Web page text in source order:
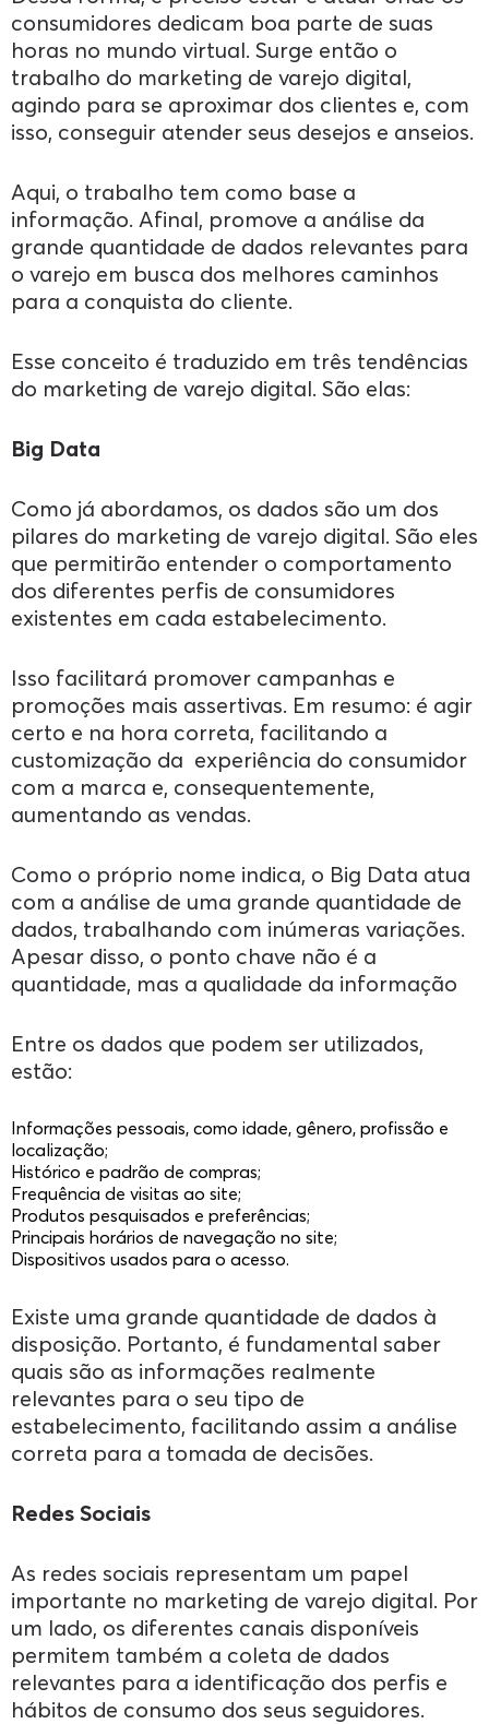
consumidores dedicam boa parte de suas
horas no mundo virtual. Surge então o
trabalho do marketing de varejo digital,
agindo para se aproximar dos clientes e, com
isso, conseguir atender seus desejos e anseios.
Aqui, o trabalho tem como base a
informação. Afinal, promove a análise da
grande quantidade de dados relevantes para
o varejo em busca dos melhores caminhos
para a conquista do cliente.
Esse conceito é traduzido em três tendências
do marketing de varejo digital. São elas:
Big Data
Como já abordamos, os dados são um dos
pilares do marketing de varejo digital. São eles
que permitirão entender o comportamento
dos diferentes perfis de consumidores
existentes em cada estabelecimento.
Isso facilitará promover campanhas e
promoções mais assertivas. Em resumo: é agir
certo e na hora correta, facilitando a
customização da experiência do consumidor
com a marca e, consequentemente,
aumentando as vendas.
Como o próprio nome indica, o Big Data atua
com a análise de uma grande quantidade de
dados, trabalhando com inúmeras variações.
Apesar disso, o ponto chave não é a
quantidade, mas a qualidade da informação
Entre os dados que podem ser utilizados,
estão:
Informações pessoais, como idade, gênero, profissão e
localização;
Histórico e padrão de compras;
Frequência de visitas ao site;
Produtos pesquisados e preferências;
Principais horários de navegação no site;
Dispositivos usados para o acesso.
Existe uma grande quantidade de dados à
disposição. Portanto, é fundamental saber
quais são as informações realmente
relevantes para o seu tipo de
estabelecimento, facilitando assim a análise
correta para a tomada de decisões.
Redes Sociais
As redes sociais representam um papel
importante no marketing de varejo digital. Por
um lado, os diferentes canais disponíveis
permitem também a coleta de dados
relevantes para a identificação dos perfis e
hábitos de consumo dos seus seguidores.